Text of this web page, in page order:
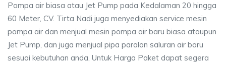
Pompa air biasa atau Jet Pump pada Kedalaman 20 hingga
60 Meter, CV. Tirta Nadi juga menyediakan service mesin
pompa air dan menjual mesin pompa air baru biasa ataupun
Jet Pump, dan juga menjual pipa paralon saluran air baru
sesuai kebutuhan anda, Untuk Harga Paket dapat segera